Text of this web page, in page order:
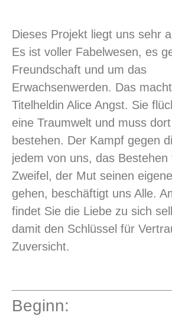
Dieses Projekt liegt uns sehr
Es ist voller Fabelwesen, es
Freundschaft und um das
Erwachsenwerden. Das
Titelheldin Alice Angst. Sie
eine Traumwelt und muss
bestehen. Der Kampf gegen
jedem von uns, das
Zweifel, der Mut seinen
gehen, beschäftigt uns Alle.
findet Sie die Liebe zu sich
damit den Schlüssel für
Zuversicht.
Beginn: